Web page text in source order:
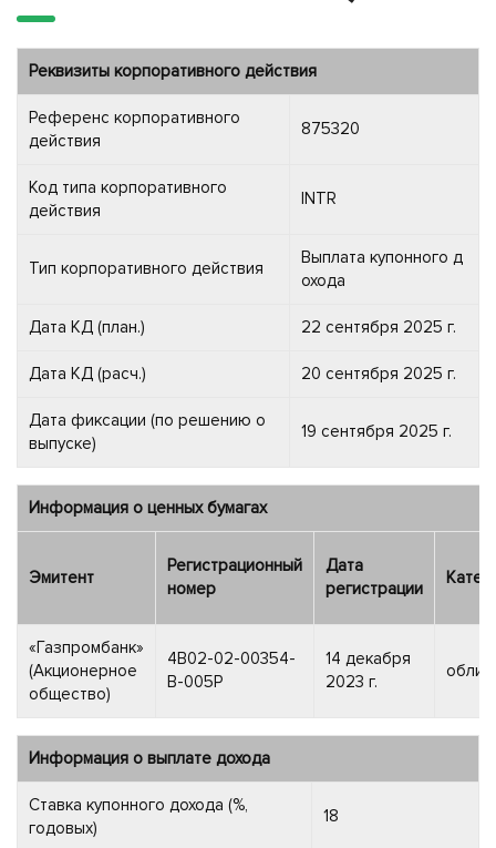
Реквизиты корпоративного действия
Референс корпоративного
действия
875320
Код типа корпоративного
действия
INTR
Тип корпоративного действия
Выплата купонного д
охода
Дата КД (план.) 22 сентября 2025 г.
Дата КД (расч.) 20 сентября 2025 г.
Дата фиксации (по решению о
выпуске)
19 сентября 2025 г.
Информация о ценных бумагах
Эмитент
Регистрационный
номер
Дата
регистрации
«Газпромбанк»
(Акционерное
общество)
4B02-02-00354-
B-005P
14 декабря
2023 г.
Информация о выплате дохода
Ставка купонного дохода (%,
годовых)
18